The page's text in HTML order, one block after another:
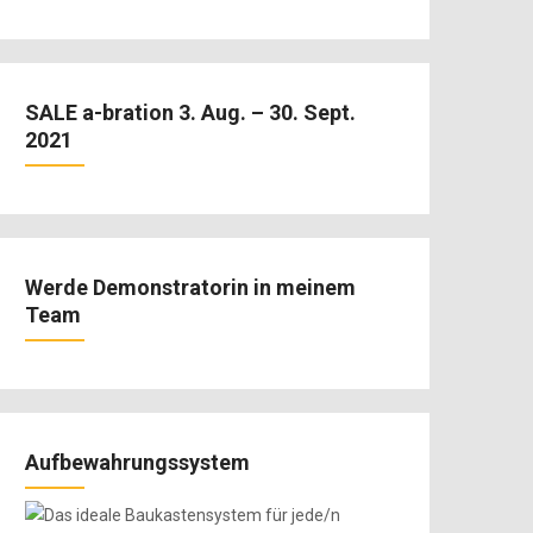
SALE a-bration 3. Aug. – 30. Sept.
2021
Werde Demonstratorin in meinem
Team
Aufbewahrungssystem